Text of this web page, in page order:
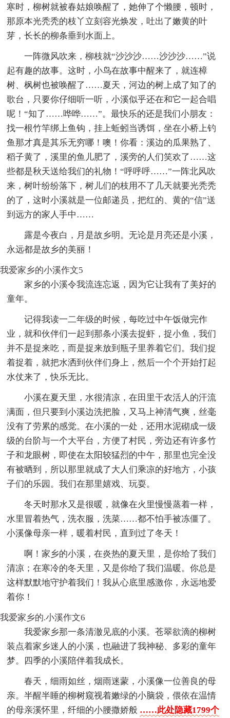
寒时，柳树就被春姑娘唤醒了，她伸了个懒腰，顿时，
那原本光秃秃的枝丫立刻容光焕发，吐出了嫩黄的叶
芽，长长的柳条垂到水面上。
一阵微风吹来，柳枝就“沙沙沙……沙沙沙……”说
起有趣的故事。这时，小鸟在故事中醒来了，就连樟
树、枫树也被唤醒了……夏天，河边的树上成了知了的
歌台，只要你仔细听一听，小溪似乎还在和它一起合唱
呢！“知了……哗哗……”。最快乐的还是我们小朋友：
找一根竹竿绑上鱼钩，挂上蚯蚓当诱饵，坐在小桥上钓
鱼那才真是其乐无穷哪！噢！你看：溪边的瓜果熟了、
稻子黄了，溪里的鱼儿肥了，溪旁的人们笑欢了……这
些都是秋天送给我们的礼物！“呼呼呼……”一阵北风吹
来，树叶纷纷落下，树儿们的枝用不了几天就要光秃秃
的了，这时小溪就是一位邮递员，把红的、黄的“信”送
到远方的家人手中……
露是今夜白，月是故乡明。无论是月亮还是小溪，
永远都是故乡的美丽！
我爱家乡的小溪作文5
家乡的小溪令我流连忘返，因为它让我有了美好的
童年。
记得我读一二年级的时候，每吃过中午饭做完作
业，就和伙伴们一起到那条小溪去捉虾，捉小鱼，我们
并不是捉来吃，而是捉来放到瓶子里养着它们。我们捉
着捉着，就把水洒到伙伴们身上，然后一个个开始打起
水仗来了，快乐无比。
小溪在夏天里，水很清凉，在田里干农活人的汗流
满面，但只要到小溪边洗把脸，又马上神清气爽，丝毫
没有了劳累的感觉。在小溪的一处，还用水泥砌成一级
级的台阶与一个大平台，方便了村民，旁边还有许多竹
子和龙眼树，即使在太阳较猛烈的中午，那里也完全没
有被晒到，所以那里就成了大人们乘凉的好地方，小孩
子们的乐园。我们在那里嬉戏、玩耍。
冬天时那水又是很暖，就像在火里慢慢蒸着一样，
水里冒着热气，洗衣服，洗菜……都不怕手被冻僵了。
小溪像母亲一样，暖着村民，直到过了冬天！
啊！家乡的小溪，在炎热的夏天里，是你给了我们
清凉；在寒冷的冬天里，又是你给了我们温暖。你总是
这样默默地守护着我们！我从心底里感激你，永远地爱
着你！
我爱家乡的.小溪作文6
我爱家乡那一条清澈见底的小溪。苍翠欲滴的柳树
装点着家乡迷人的小溪，也融进了我神秘、多彩的童年
梦。四季的小溪陪伴着我成长。
春天，细雨如丝，烟雨迷蒙，小溪像一位善良的母
亲。半醒半睡的柳树窥视着嫩绿的小脑袋，偎依在温情
的母亲溪怀里，纤细的小腰撒娇般 ……此处隐藏1799个